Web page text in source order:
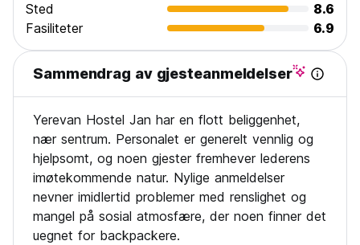
Sted
8.6
Fasiliteter
6.9
Sammendrag av gjesteanmeldelser
Yerevan Hostel Jan har en flott beliggenhet,
nær sentrum. Personalet er generelt vennlig og
hjelpsomt, og noen gjester fremhever lederens
imøtekommende natur. Nylige anmeldelser
nevner imidlertid problemer med renslighet og
mangel på sosial atmosfære, der noen finner det
uegnet for backpackere.